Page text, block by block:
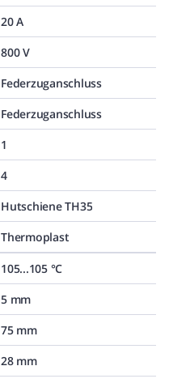
20 A
800 V
Federzuganschluss
Federzuganschluss
1
4
Hutschiene TH35
Thermoplast
105...105 °C
5 mm
75 mm
28 mm